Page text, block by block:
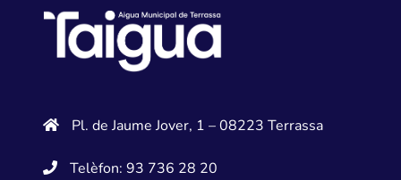
Pl. de Jaume Jover, 1 – 08223 Terrassa
Telèfon: 93 736 28 20